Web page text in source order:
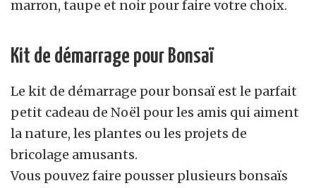
marron, taupe et noir pour faire votre choix.
Kit de démarrage pour Bonsaï
Le kit de démarrage pour bonsaï est le parfait
petit cadeau de Noël pour les amis qui aiment
la nature, les plantes ou les projets de
bricolage amusants.
Vous pouvez faire pousser plusieurs bonsaïs